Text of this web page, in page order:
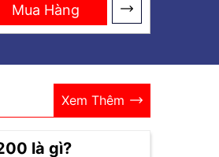
Mua Hàng
Xem Thêm
là gì?